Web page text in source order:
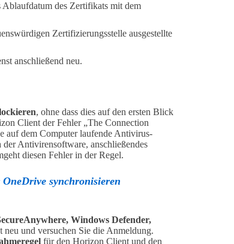
des Zertifikats mit dem
Zertifizierungsstelle ausgestellte
anschließend neu.
, ohne dass dies auf den ersten Blick
Client der Fehler „The Connection
auf dem Computer laufende Antivirus-
Antivirensoftware, anschließendes
diesen Fehler in der Regel.
synchronisieren
Windows Defender,
und versuchen Sie die Anmeldung.
für den Horizon Client und den